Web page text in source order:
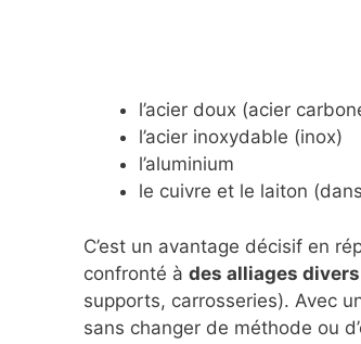
l’acier doux (acier
l’acier inoxydable (inox)
l’aluminium
le cuivre et le laiton
C’est un avantage décisif en
confronté à des alliages
supports, carrosseries). Avec
sans changer de méthode ou